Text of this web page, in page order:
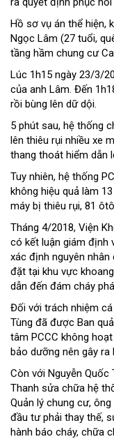
Hồ sơ vụ án thể hiện,
Ngọc Lâm (27 tuổi,
tầng hầm chung cư
Lúc 1h15 ngày 23/3/
của anh Lâm. Đến
rồi bùng lên dữ dội.
5 phút sau, hệ thống
lên thiêu rụi nhiều xe
thang thoát hiểm dẫn
Tuy nhiên, hệ thống
không hiệu quả làm
máy bị thiêu rụi, 81
Tháng 4/2018, Viện
có kết luận giám định
xác định nguyên
đặt tại khu vực
dẫn đến đám cháy
Đối với trách nhiệm cá
Tùng đã được Ban
tâm PCCC không
bảo dưỡng nên gây ra
Còn với Nguyễn Quốc
Thanh sửa chữa hệ
Quản lý chung cư,
đầu tư phải thay thế,
hành báo cháy, chữa